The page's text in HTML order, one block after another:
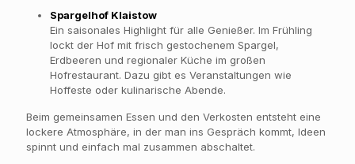
Spargelhof Klaistow
Ein saisonales Highlight für alle Genießer. Im Frühling
lockt der Hof mit frisch gestochenem Spargel,
Erdbeeren und regionaler Küche im großen
Hofrestaurant. Dazu gibt es Veranstaltungen wie
Hoffeste oder kulinarische Abende.
Beim gemeinsamen Essen und den Verkosten entsteht eine
lockere Atmosphäre, in der man ins Gespräch kommt, Ideen
spinnt und einfach mal zusammen abschaltet.